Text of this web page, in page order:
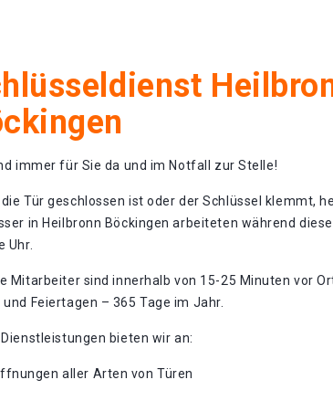
immer für Sie da und im Notfall zur Stelle!
die Tür geschlossen ist oder der Schlüssel klemmt,
in Heilbronn Böckingen arbeiteten während
Uhr.
Mitarbeiter sind innerhalb von 15-25 Minuten vor
und Feiertagen – 365 Tage im Jahr.
Dienstleistungen bieten wir an:
aller Arten von Türen